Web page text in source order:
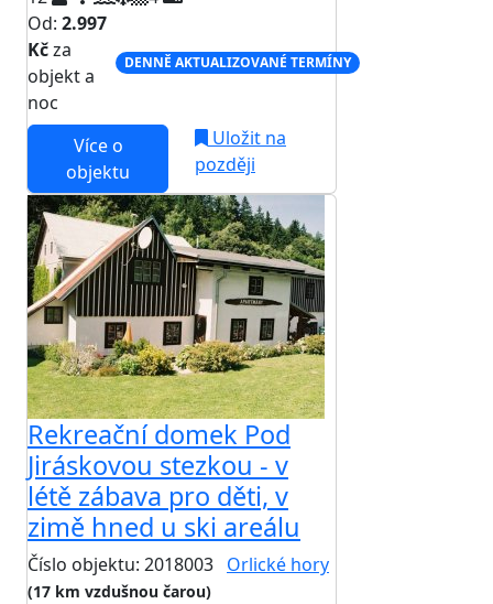
Od: 2.997
Kčza
objekt a
noc
DENNĚ AKTUALIZOVANÉ TERMÍNY
Více o
objektu
Uložit na
později
Rekreační domek Pod
Jiráskovou stezkou - v
létě zábava pro děti, v
zimě hned u ski areálu
Číslo objektu: 2018003 Orlické hory
(17 km vzdušnou čarou)